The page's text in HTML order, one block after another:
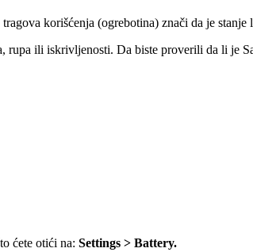
korišćenja (ogrebotina) znači da je stanje
rupa ili iskrivljenosti. Da biste proverili da li je
ćete otići na: Settings > Battery.